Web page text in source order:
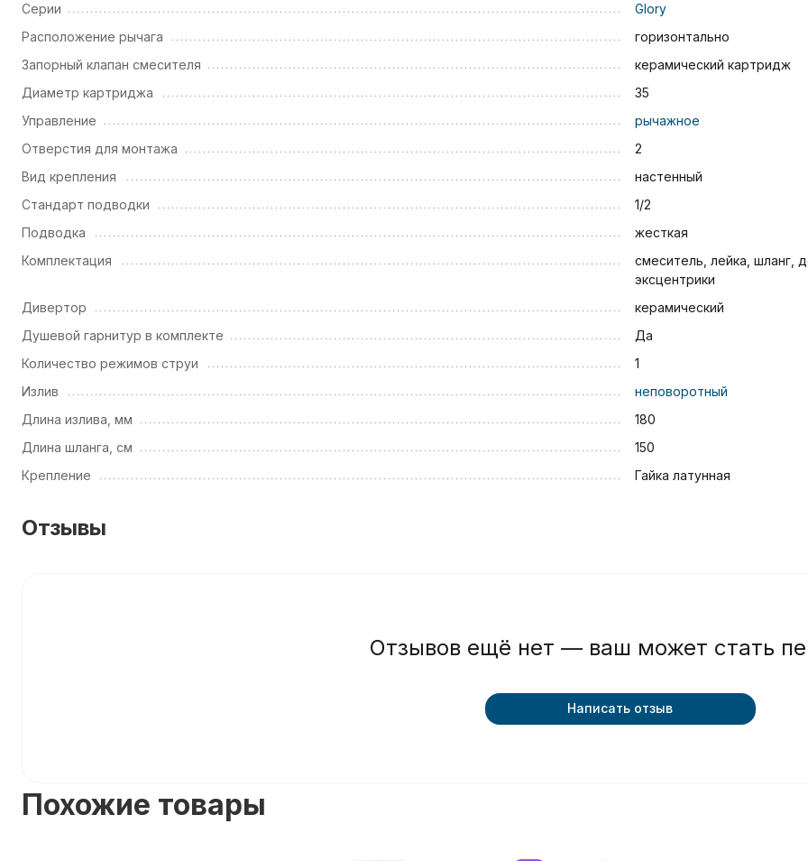
Серии
Glory
Расположение рычага
горизонтально
Запорный клапан смесителя
керамический картридж
Диаметр картриджа
35
Управление
рычажное
Отверстия для монтажа
2
Вид крепления
настенный
Стандарт подводки
1/2
Подводка
жесткая
Комплектация
смеситель, лейка, шланг,
эксцентрики
Дивертор
керамический
Душевой гарнитур в комплекте
Да
Количество режимов струи
1
Излив
неповоротный
Длина излива, мм
180
Длина шланга, см
150
Крепление
Гайка латунная
Отзывы
Отзывов ещё нет — ваш может стать
Написать отзыв
Похожие товары